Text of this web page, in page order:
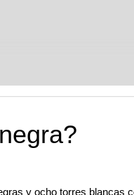
y ocho torres blancas